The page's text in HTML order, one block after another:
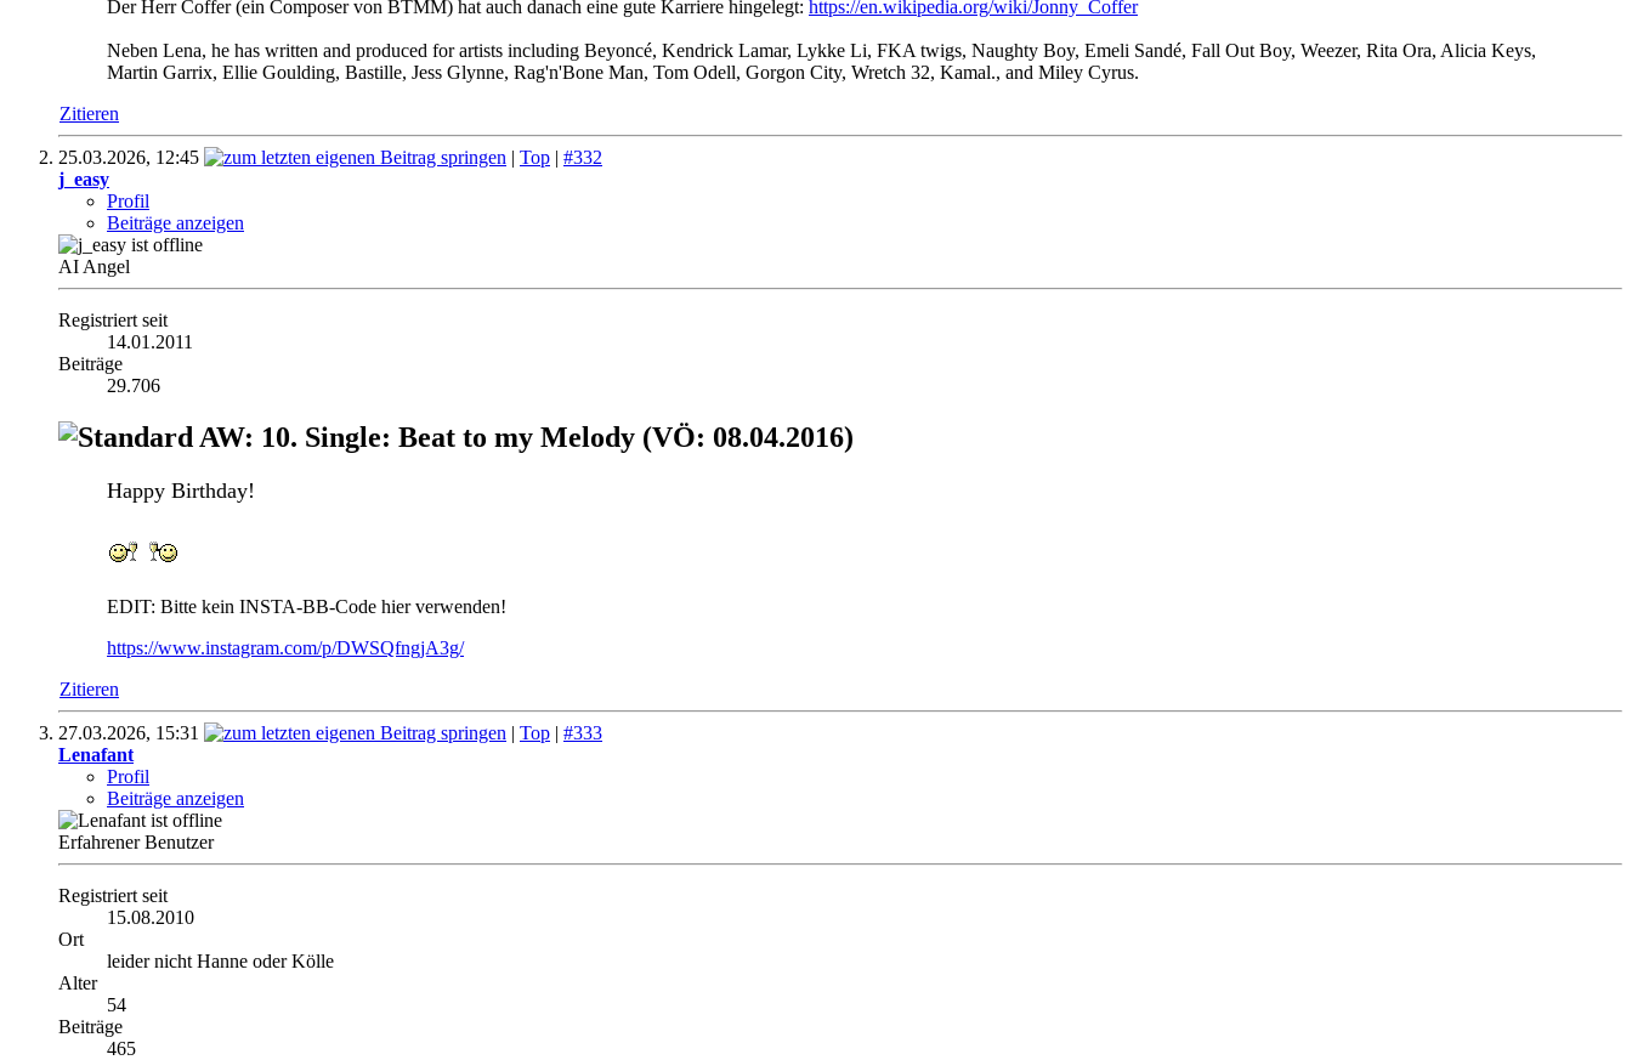
Der Herr Coffer (ein Composer von BTMM) hat auch danach eine gute Karriere hingelegt: https://en.wikipedia.org/wiki/Jonny_Coffer
Neben Lena, he has written and produced for artists including Beyoncé, Kendrick Lamar, Lykke Li, FKA twigs, Naughty Boy, Emeli Sandé, Fall Out Boy, Weezer, Rita Ora, Alicia Keys,
Martin Garrix, Ellie Goulding, Bastille, Jess Glynne, Rag'n'Bone Man, Tom Odell, Gorgon City, Wretch 32, Kamal., and Miley Cyrus.
Zitieren
25.03.2026, 12:45 | Top | #332
j_easy
Profil
Beiträge anzeigen
AI Angel
Registriert seit
14.01.2011
Beiträge
29.706
AW: 10. Single: Beat to my Melody (VÖ: 08.04.2016)
Happy Birthday!
EDIT: Bitte kein INSTA-BB-Code hier verwenden!
https://www.instagram.com/p/DWSQfngjA3g/
Zitieren
27.03.2026, 15:31 | Top | #333
Lenafant
Profil
Beiträge anzeigen
Erfahrener Benutzer
Registriert seit
15.08.2010
Ort
leider nicht Hanne oder Kölle
Alter
54
Beiträge
465